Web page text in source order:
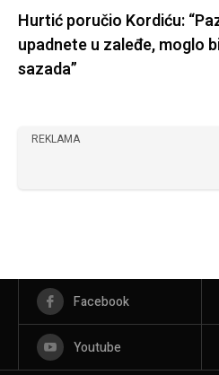
Hurtić poručio Kordiću:
upadnete u zaleđe, moglo
sazada”
REKLAMA
Facebook
Youtube